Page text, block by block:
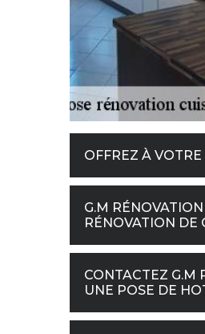
OFFREZ À
G.M
RÉNOVATION DE
CONTACTEZ G.M
UNE POSE DE